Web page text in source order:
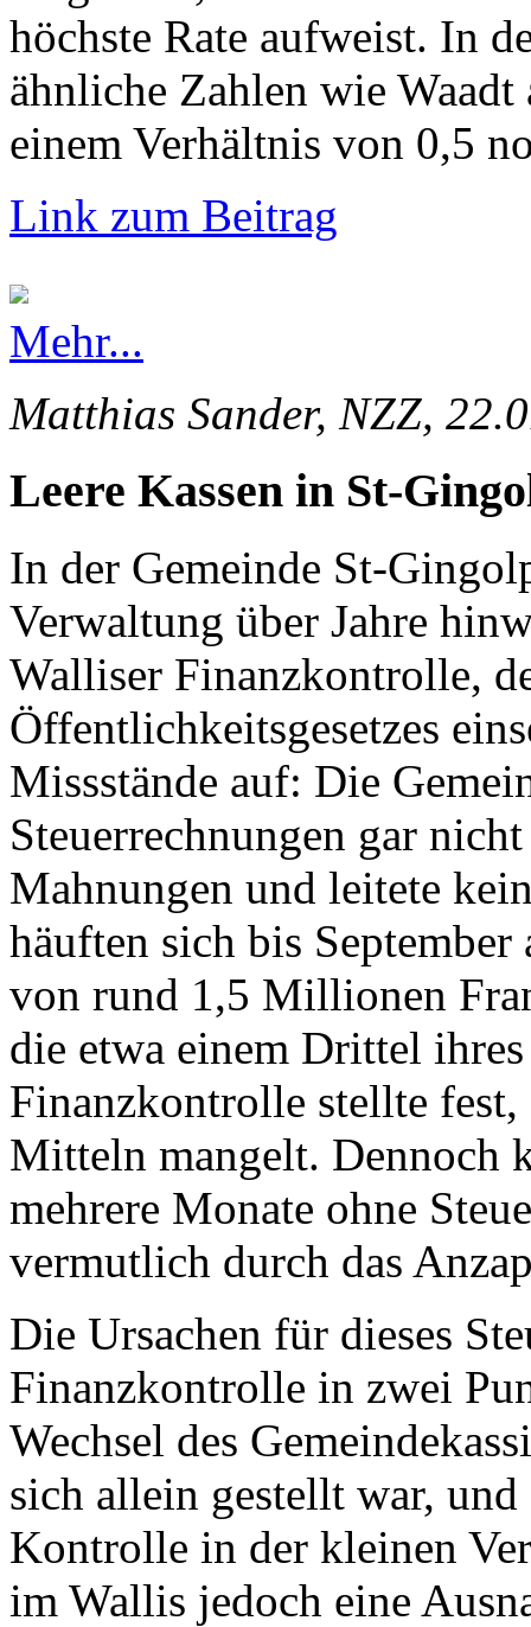
höchste Rate aufweist. In
ähnliche Zahlen wie
einem Verhältnis von 0,5
Link zum Beitrag
Mehr...
Matthias Sander, NZZ,
Leere Kassen in St-
In der Gemeinde St-
Verwaltung über Jahre
Walliser Finanzkontrolle,
Öffentlichkeitsgesetzes
Missstände auf: Die
Steuerrechnungen gar
Mahnungen und leitete
häuften sich bis September
von rund 1,5 Millionen
die etwa einem Drittel
Finanzkontrolle stellte
Mitteln mangelt. Dennoch
mehrere Monate ohne
vermutlich durch das
Die Ursachen für dieses
Finanzkontrolle in zwei
Wechsel des
sich allein gestellt war,
Kontrolle in der kleinen
im Wallis jedoch eine